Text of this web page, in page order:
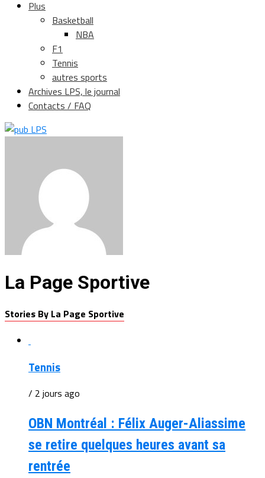
Plus
Basketball
NBA
F1
Tennis
autres sports
Archives LPS, le journal
Contacts / FAQ
La Page Sportive
Stories By La Page Sportive
Tennis
/ 2 jours ago
OBN Montréal : Félix Auger-Aliassime
se retire quelques heures avant sa
rentrée